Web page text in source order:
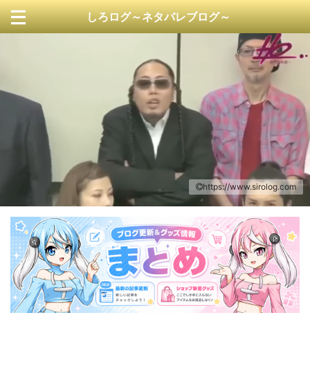
しろログ～ネタバレブログ～
https://www.sirolog.com